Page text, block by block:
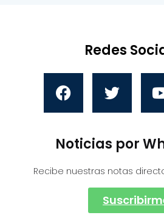
Redes
Noticias por
Recibe nuestras notas